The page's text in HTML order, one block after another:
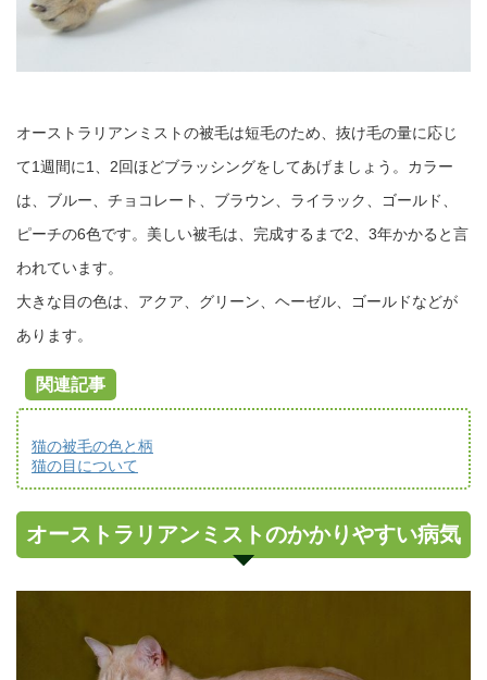
オーストラリアンミストの被毛は短毛のため、抜け毛の量に応じ
て1週間に1、2回ほどブラッシングをしてあげましょう。カラー
は、ブルー、チョコレート、ブラウン、ライラック、ゴールド、
ピーチの6色です。美しい被毛は、完成するまで2、3年かかると言
われています。
大きな目の色は、アクア、グリーン、ヘーゼル、ゴールドなどが
あります。
関連記事
猫の被毛の色と柄
猫の目について
オーストラリアンミストのかかりやすい病気